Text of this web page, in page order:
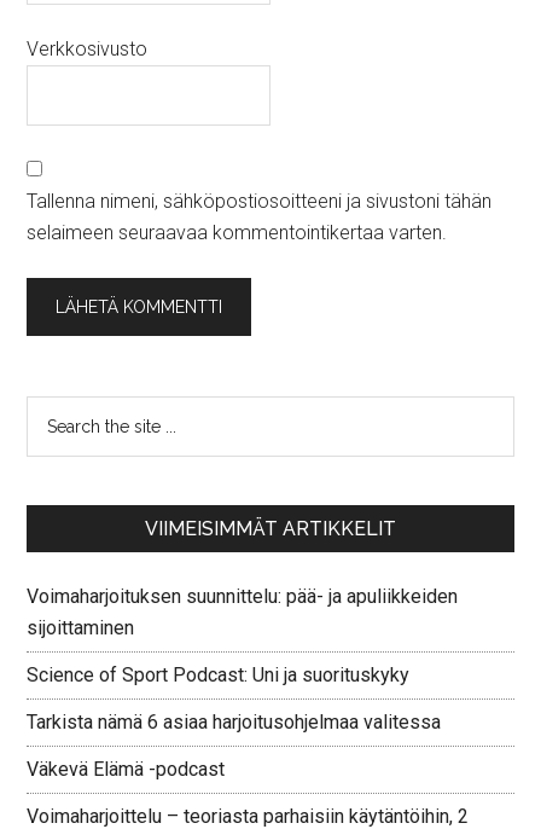
Verkkosivusto
Tallenna nimeni, sähköpostiosoitteeni ja sivustoni tähän
selaimeen seuraavaa kommentointikertaa varten.
VIIMEISIMMÄT ARTIKKELIT
Voimaharjoituksen suunnittelu: pää- ja apuliikkeiden
sijoittaminen
Science of Sport Podcast: Uni ja suorituskyky
Tarkista nämä 6 asiaa harjoitusohjelmaa valitessa
Väkevä Elämä -podcast
Voimaharjoittelu – teoriasta parhaisiin käytäntöihin, 2